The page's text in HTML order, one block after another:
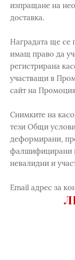
изпращане на
доставка.
Наградата ще се
имащ право да
регистрирана
участващи в
сайт на
Снимките на
тези Общи
деформирани,
фалшифицирани
невалидни и
Email адрес за